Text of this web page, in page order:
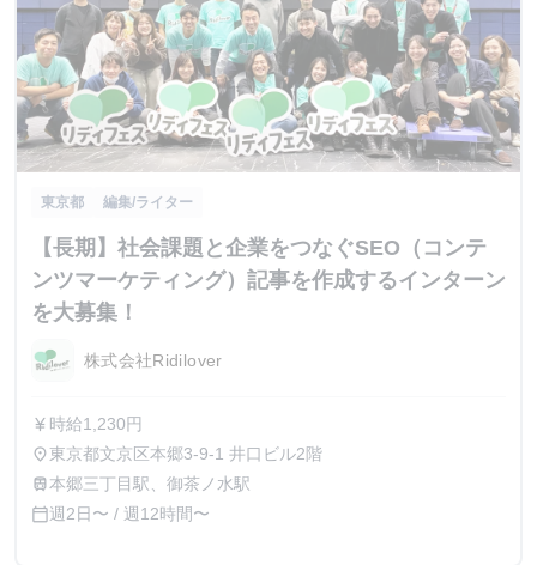
東京都 編集/ライター
【長期】社会課題と企業をつなぐSEO（コンテ
ンツマーケティング）記事を作成するインターン
を大募集！
株式会社Ridilover
currency_yen 時給1,230円
place東京都文京区本郷3-9-1 井口ビル2階
train本郷三丁目駅、御茶ノ水駅
calendar_today週2日〜 / 週12時間〜